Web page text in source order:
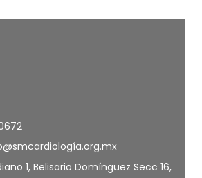
1, Belisario Domínguez Secc 16,